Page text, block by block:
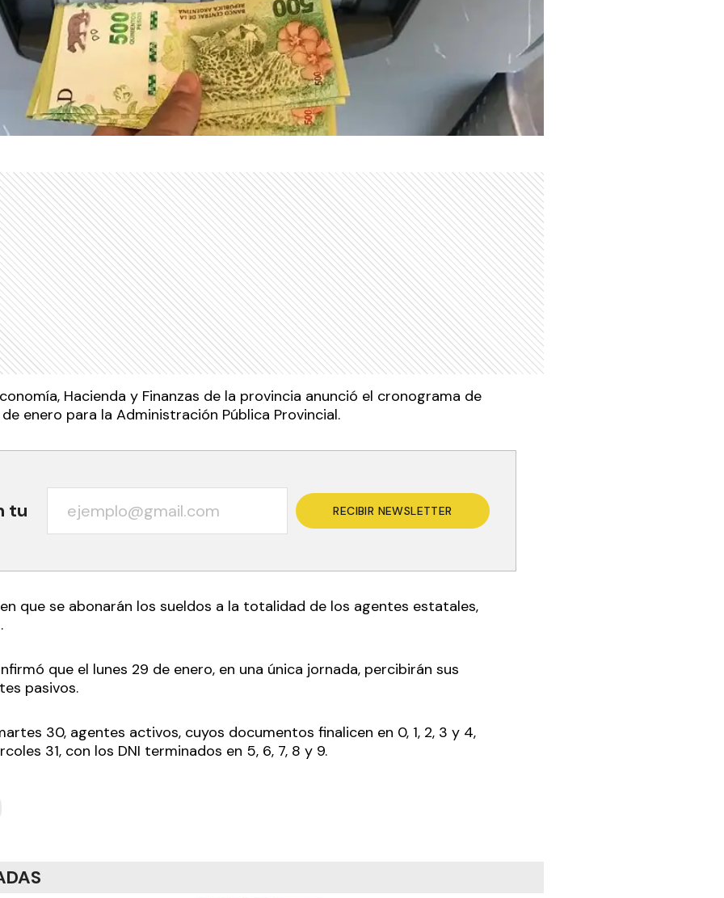
Hacienda y Finanzas de la provincia anunció el cronograma de
enero para la Administración Pública Provincial.
tu RECIBIR NEWSLETTER
que se abonarán los sueldos a la totalidad de los agentes estatales,
que el lunes 29 de enero, en una única jornada, percibirán sus
pasivos.
30, agentes activos, cuyos documentos finalicen en 0, 1, 2, 3 y 4,
31, con los DNI terminados en 5, 6, 7, 8 y 9.